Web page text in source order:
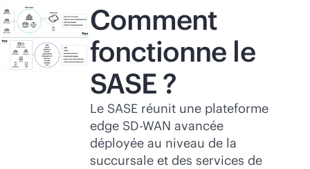
Comment
fonctionne le
SASE ?
Le SASE réunit une plateforme
edge SD-WAN avancée
déployée au niveau de la
succursale et des services de